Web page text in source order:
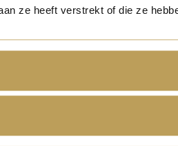
ze heeft verstrekt of die ze